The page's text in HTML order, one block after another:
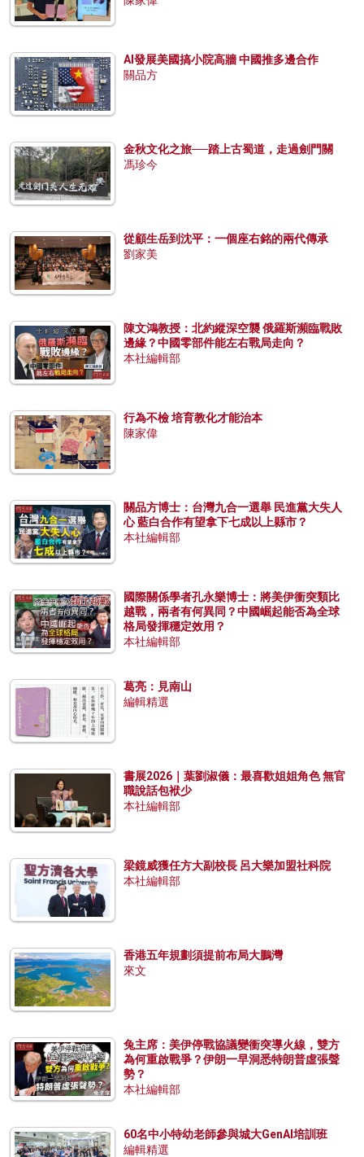
AI發展美國搞小院高牆 中國推多邊合作
關品方
金秋文化之旅──踏上古蜀道，走過劍門關
馮珍今
從顧生岳到沈平：一個座右銘的兩代傳承
劉家美
陳文鴻教授：北約縱深空襲 俄羅斯瀕臨戰敗
邊緣？中國零部件能左右戰局走向？
本社編輯部
行為不檢 培育教化才能治本
陳家偉
關品方博士：台灣九合一選舉 民進黨大失人
心 藍白合作有望拿下七成以上縣市？
本社編輯部
國際關係學者孔永樂博士：將美伊衝突類比
越戰，兩者有何異同？中國崛起能否為全球
格局發揮穩定效用？
本社編輯部
葛亮：見南山
編輯精選
書展2026｜葉劉淑儀：最喜歡姐姐角色 無官
職說話包袱少
本社編輯部
梁鏡威獲任方大副校長 呂大樂加盟社科院
本社編輯部
香港五年規劃須提前布局大鵬灣
來文
兔主席：美伊停戰協議變衝突導火線，雙方
為何重啟戰爭？伊朗一早洞悉特朗普虛張聲
勢？
本社編輯部
60名中小特幼老師參與城大GenAI培訓班
編輯精選